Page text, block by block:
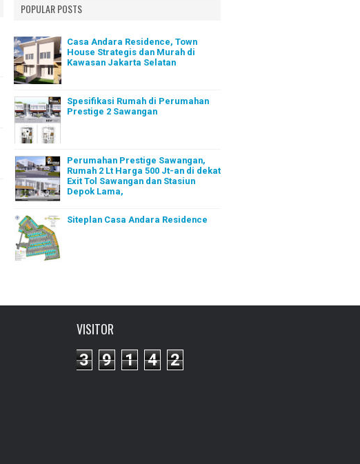
POPULAR POSTS
Casa Andara Residence, Town
House Strategis dan Murah di
Kawasan Jakarta Selatan
Spesifikasi Rumah di Perumahan
Prestige 2 Sawangan
Perumahan Prestige Sawangan,
Rumah 2 Lt Harga 500 Jt-an di dekat
Exit Tol Sawangan dan Stasiun
Depok Lama,
Siteplan Casa Andara Residence
VISITOR
3 9 1 4 2